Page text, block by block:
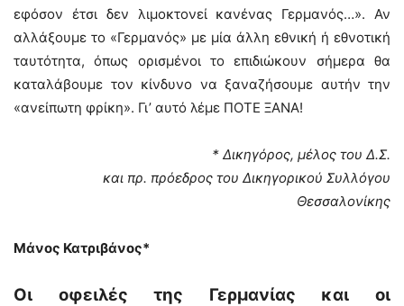
εφόσον έτσι δεν λιμοκτονεί κανένας Γερμανός…». Αν
αλλάξουμε το «Γερμανός» με μία άλλη εθνική ή εθνοτική
ταυτότητα, όπως ορισμένοι το επιδιώκουν σήμερα θα
καταλάβουμε τον κίνδυνο να ξαναζήσουμε αυτήν την
«ανείπωτη φρίκη». Γι’ αυτό λέμε ΠΟΤΕ ΞΑΝΑ!
* Δικηγόρος, μέλος του Δ.Σ.
και πρ. πρόεδρος του Δικηγορικού Συλλόγου
Θεσσαλονίκης
Μάνος Κατριβάνος*
Οι οφειλές της Γερμανίας και οι